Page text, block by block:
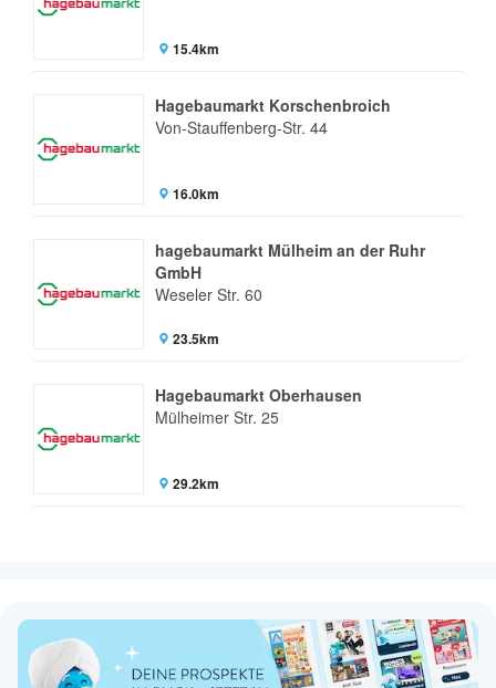
15.4km
Hagebaumarkt Korschenbroich
Von-Stauffenberg-Str. 44
16.0km
hagebaumarkt Mülheim an der Ruhr
GmbH
Weseler Str. 60
23.5km
Hagebaumarkt Oberhausen
Mülheimer Str. 25
29.2km